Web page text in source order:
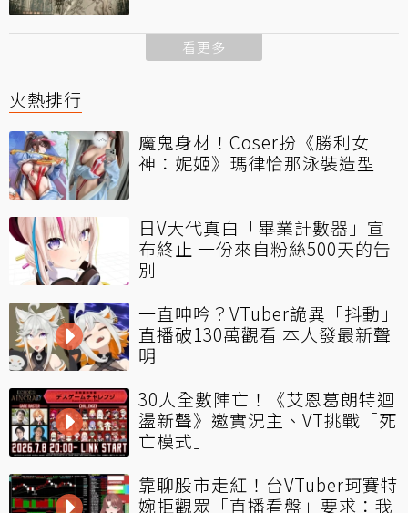
看更多
火熱排行
魔鬼身材！Coser扮《勝利女
神：妮姬》瑪律恰那泳裝造型
日V大代真白「畢業計數器」宣
布終止 一份來自粉絲500天的告
別
一直呻吟？VTuber詭異「抖動」
直播破130萬觀看 本人發最新聲
明
30人全數陣亡！《艾恩葛朗特迴
盪新聲》邀實況主、VT挑戰「死
亡模式」
靠聊股市走紅！台VTuber珂賽特
婉拒觀眾「直播看盤」要求：我